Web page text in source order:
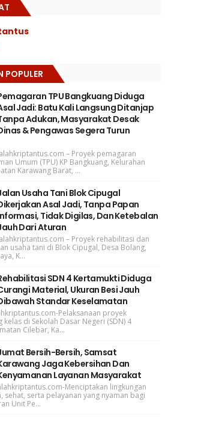
POPULER
TPU Bangkuang Diduga
Jadi: Batu Kali Langsung Ditanjap
Adukan, Masyarakat Desak
& Pengawas Segera Turun
– Proyek pemagaran
Umum (TPU) KP Bangkuang, Kelurahan
Karawang Barat, ...
Usaha Tani Blok Cipugal
Asal Jadi, Tanpa Papan
Tidak Digilas, Dan Ketebalan
Dari Aturan
– Proyek rehabilitasi dan
usaha tani di Blok Cipugal, Desa Bolang,
K...
SDN 4 Kertamukti Diduga
Material, Ukuran Besi Jauh
Standar Keselamatan
Pelaksanaan proyek
di Sekolah Dasar Negeri (SDN) 4
Cilebar, Ka...
Bersih-Bersih, Samsat
Jaga Kebersihan Dan
Layanan Masyarakat
Menciptakan lingkungan
sehat, serta pelayanan yang nyaman bagi
Unit Pe...